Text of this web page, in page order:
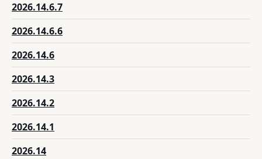
2026.14.6.7
2026.14.6.6
2026.14.6
2026.14.3
2026.14.2
2026.14.1
2026.14